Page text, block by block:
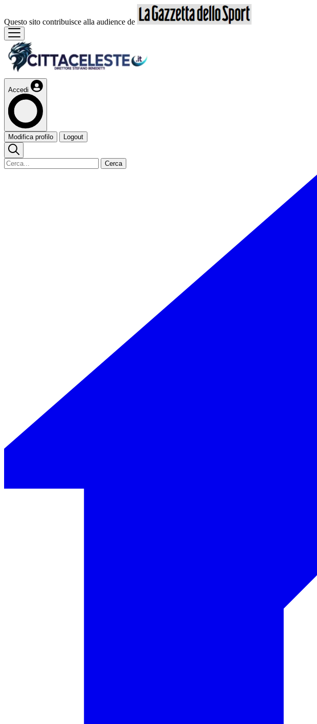
Questo sito contribuisce alla audience de
Accedi
Modifica profilo Logout
Cerca